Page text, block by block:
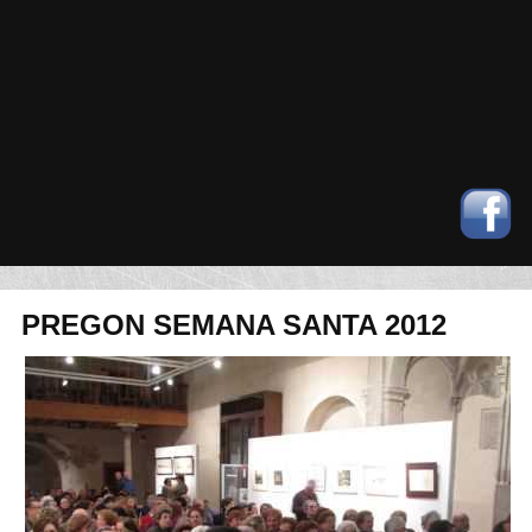
PREGON SEMANA SANTA 2012